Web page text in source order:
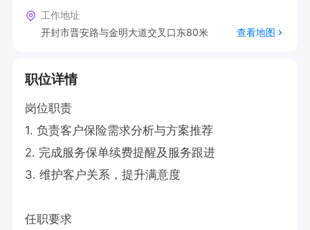
工作地址
开封市晋安路与金明大道交叉口东80米
查看地图
职位详情
岗位职责
1. 负责客户保险需求分析与方案推荐
2. 完成服务保单续费提醒及服务跟进
3. 维护客户关系，提升满意度
任职要求